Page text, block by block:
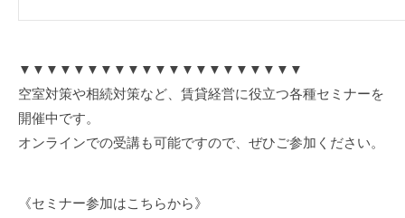
▼▼▼▼▼▼▼▼▼▼▼▼▼▼▼▼▼▼▼▼▼
空室対策や相続対策など、賃貸経営に役立つ各種セミナーを
開催中です。
オンラインでの受講も可能ですので、ぜひご参加ください。
《セミナー参加はこちらから》